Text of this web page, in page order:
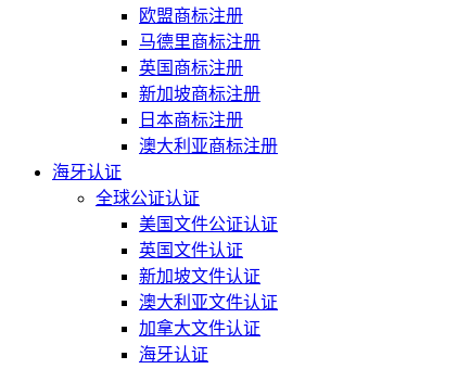
欧盟商标注册
马德里商标注册
英国商标注册
新加坡商标注册
日本商标注册
澳大利亚商标注册
海牙认证
全球公证认证
美国文件公证认证
英国文件认证
新加坡文件认证
澳大利亚文件认证
加拿大文件认证
海牙认证